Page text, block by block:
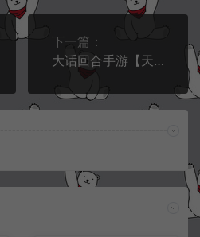
下一篇：
大话回合手游【天空西游之南山西游】10月最新整理Linux手工服务端+加解密工具+管理后台+安卓苹果双端+详细搭建教程+视频教程